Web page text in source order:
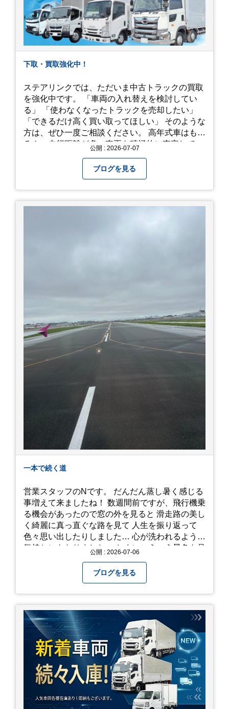
下取・買取強化中！
ステアリンクでは、ただいま中古トラックの買取
を強化中です。 「車両の入れ替えを検討してい
る」 「使わなくなったトラックを売却したい」
「できるだけ高く買い取ってほしい」 そのような
方は、ぜひ一度ご相談ください。 高年式車はもち
ろん、走行距離が多い車両も積極的に査定してい
ただいており、豊富な販売ネットワークを活かし
た高価買取が可能です。
公開 : 2026-07-07
ブログを見る
一本で続く道
営業スタッフのNです。 だんだん蒸し暑く感じる
事増えて来ましたね！ 数週間前ですが、飛行機乗
る機会があったので窓の外を見ると 滑走路の美し
く綺麗に真っ直ぐな路を見て 人生を振り返って
色々思い出したりしました… 心が洗われるような
気持ちにもなりました。 たまにこういう景色も見
番になりますが皆様方くれぐれもご自愛ください
公開 : 2026-07-06
ブログを見る